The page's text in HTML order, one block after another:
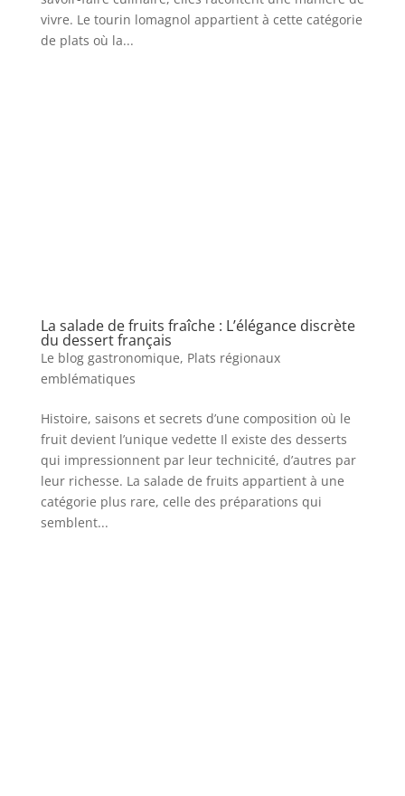
vivre. Le tourin lomagnol appartient à cette catégorie
de plats où la...
La salade de fruits fraîche : L’élégance discrète
du dessert français
Le blog gastronomique, Plats régionaux
emblématiques
Histoire, saisons et secrets d’une composition où le
fruit devient l’unique vedette Il existe des desserts
qui impressionnent par leur technicité, d’autres par
leur richesse. La salade de fruits appartient à une
catégorie plus rare, celle des préparations qui
semblent...